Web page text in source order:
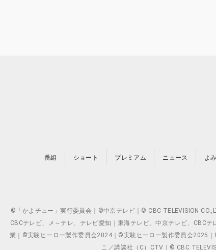
番組 ショート プレミアム ニュース よ
©「かよチュー」実行委員会｜©中京テレビ｜© CBC TELEVISION
CBCテレビ、メ～テレ、テレビ愛知｜東海テレビ、中京テレビ、CBC
業｜©実験ヒーロー製作委員会2024｜©実験ヒーロー製作委員会2025
こ／講談社（C）CTV｜© CBC